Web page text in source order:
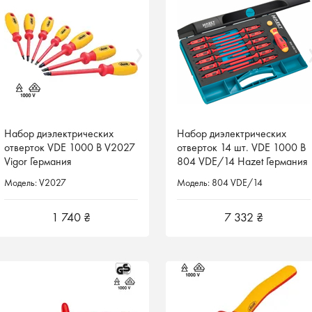
Набор диэлектрических
отверток VDE 1000 В V2027
Vigor Германия
Модель: V2027
1 740 ₴
Набор диэлектрических
отверток VDE 1000 В V2027
Vigor Германия
Модель: V2027
1 740 ₴
Набор диэлектрических
отверток 14 шт. VDE 1000 В
804 VDE/14 Hazet Германия
Модель: 804 VDE/14
7 332 ₴
Набор диэлектрических
отверток 14 шт. VDE 1000 В
804 VDE/14 Hazet Германия
Модель: 804 VDE/14
7 332 ₴